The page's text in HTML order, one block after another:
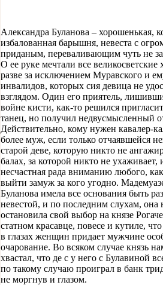
Александра Буланова – хорошенькая,
избалованная барышня, невеста с
приданым, переваливающим чуть не
О ее руке мечтали все великосветские
разве за исключением Муравского и
инвалидов, которых сия девица не
взглядом. Один его приятель,
войне кисти, как-то решился
танец, но получил недвусмысленный
Действительно, кому нужен кавалер-
более муж, если только отчаявшейся
старой деве, которую никто не
балах, за которой никто не ухаживает,
несчастная рада вниманию любого,
выйти замуж за кого угодно.
Буланова имела все основания быть
невестой, и по последним слухам, она
остановила свой выбор на князе
статном красавце, повесе и кутиле,
в глазах женщин придает мужчине
очарование. Во всяком случае князь
хвастал, что де с у него с Булавиной
по такому случаю проиграл в банк
не моргнув и глазом.